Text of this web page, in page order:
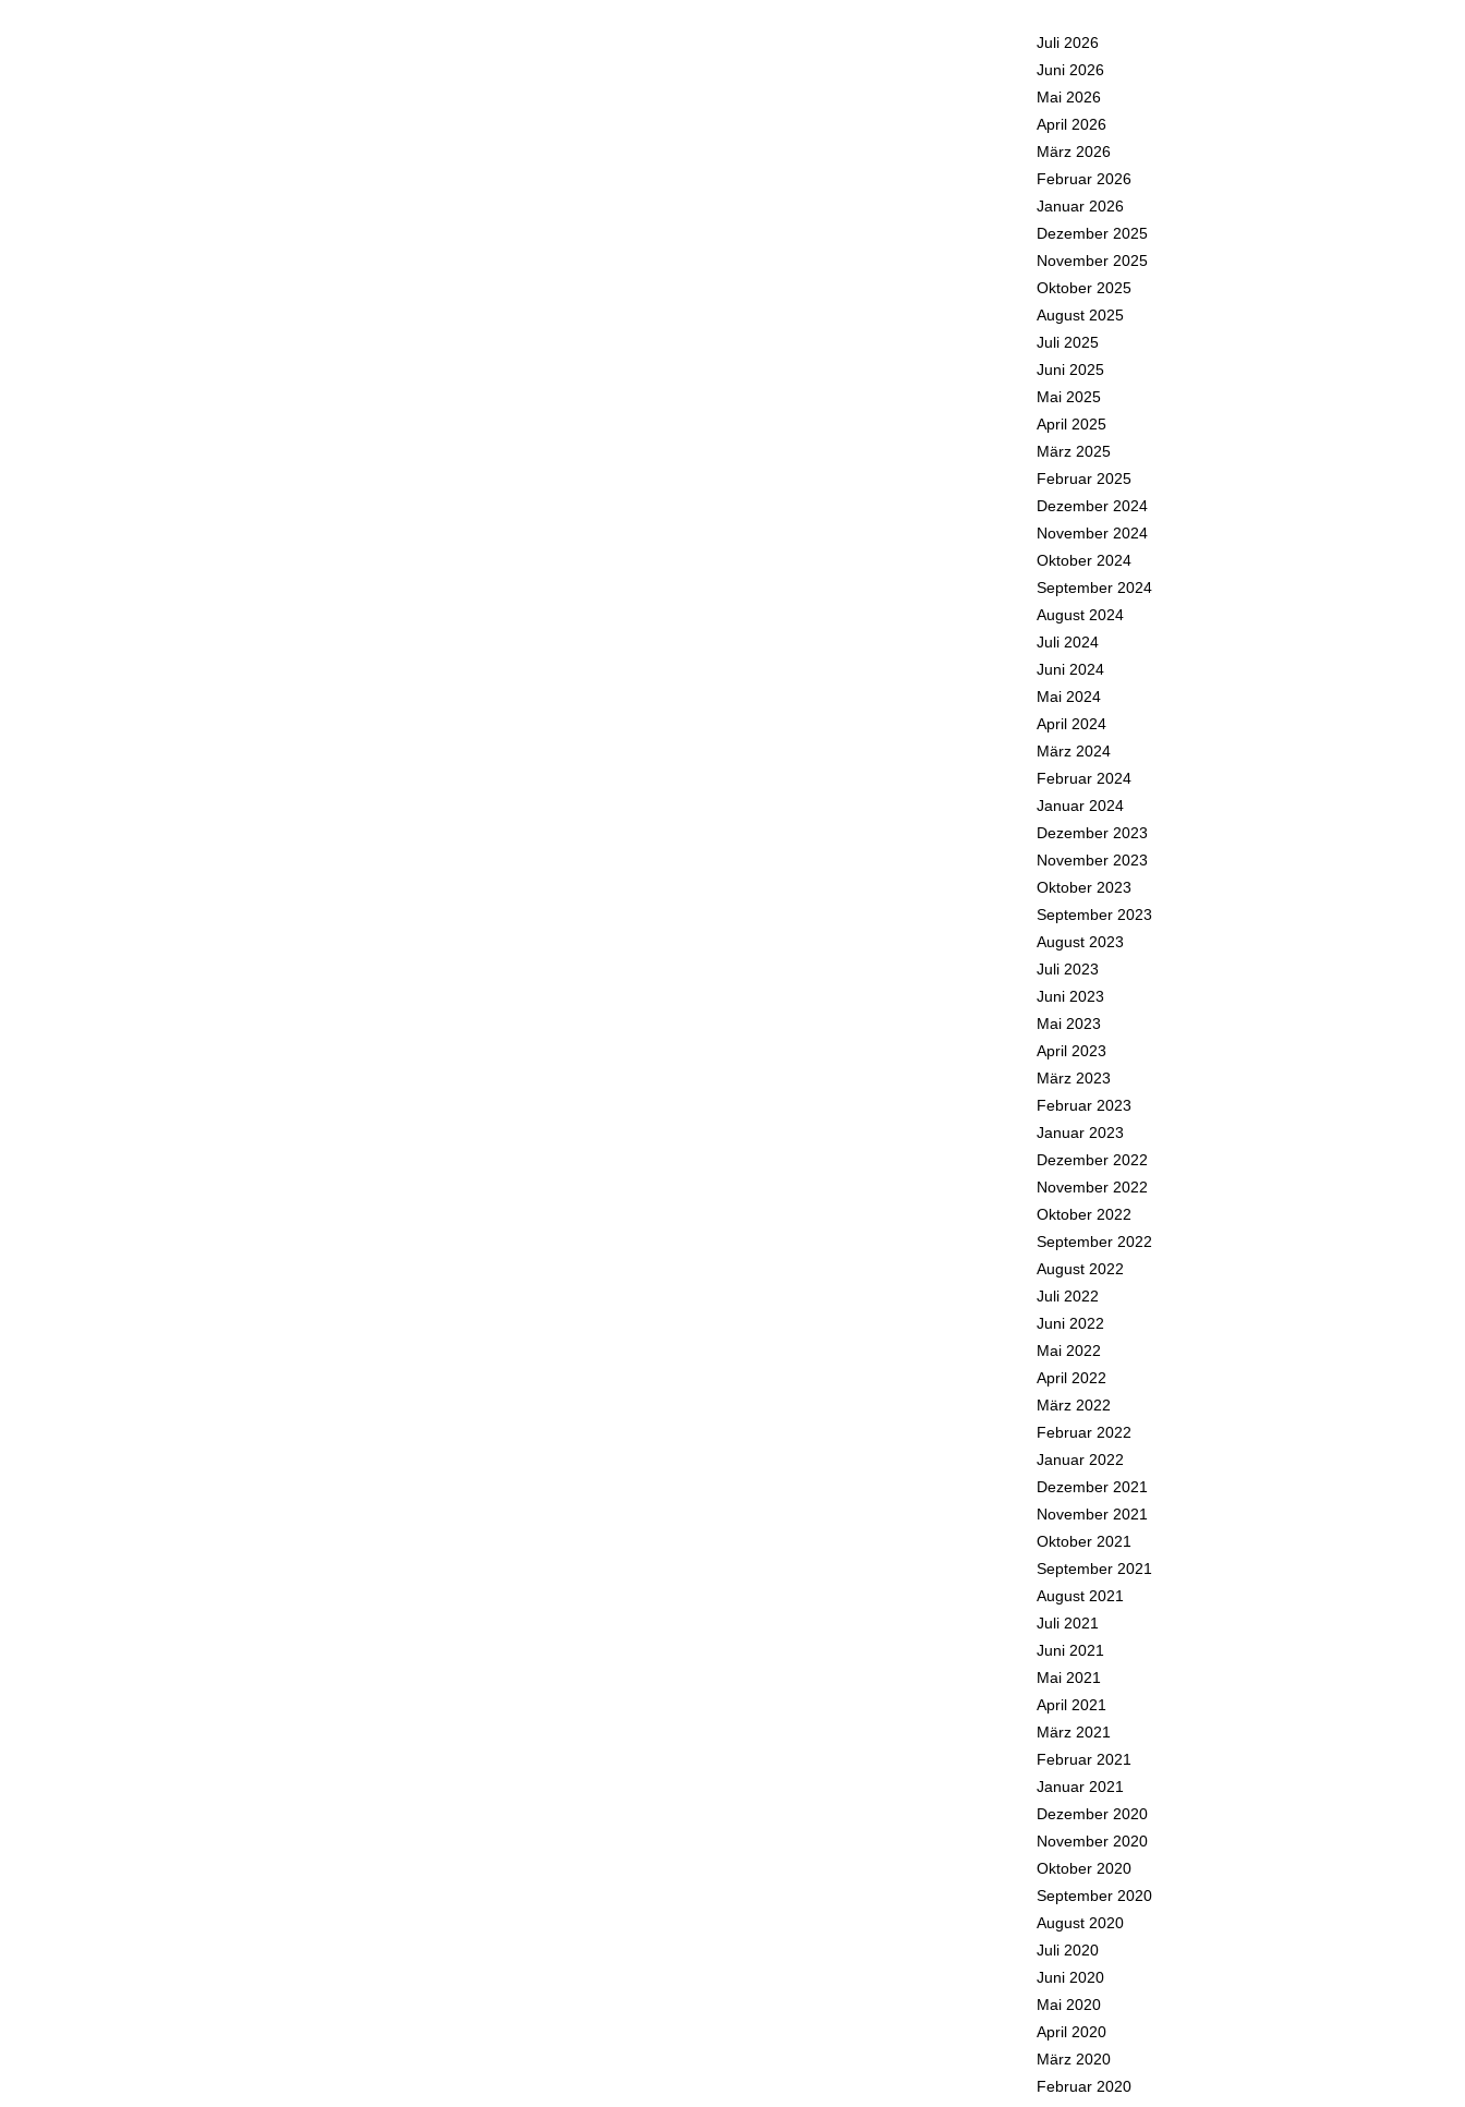
Juli 2026
Juni 2026
Mai 2026
April 2026
März 2026
Februar 2026
Januar 2026
Dezember 2025
November 2025
Oktober 2025
August 2025
Juli 2025
Juni 2025
Mai 2025
April 2025
März 2025
Februar 2025
Dezember 2024
November 2024
Oktober 2024
September 2024
August 2024
Juli 2024
Juni 2024
Mai 2024
April 2024
März 2024
Februar 2024
Januar 2024
Dezember 2023
November 2023
Oktober 2023
September 2023
August 2023
Juli 2023
Juni 2023
Mai 2023
April 2023
März 2023
Februar 2023
Januar 2023
Dezember 2022
November 2022
Oktober 2022
September 2022
August 2022
Juli 2022
Juni 2022
Mai 2022
April 2022
März 2022
Februar 2022
Januar 2022
Dezember 2021
November 2021
Oktober 2021
September 2021
August 2021
Juli 2021
Juni 2021
Mai 2021
April 2021
März 2021
Februar 2021
Januar 2021
Dezember 2020
November 2020
Oktober 2020
September 2020
August 2020
Juli 2020
Juni 2020
Mai 2020
April 2020
März 2020
Februar 2020